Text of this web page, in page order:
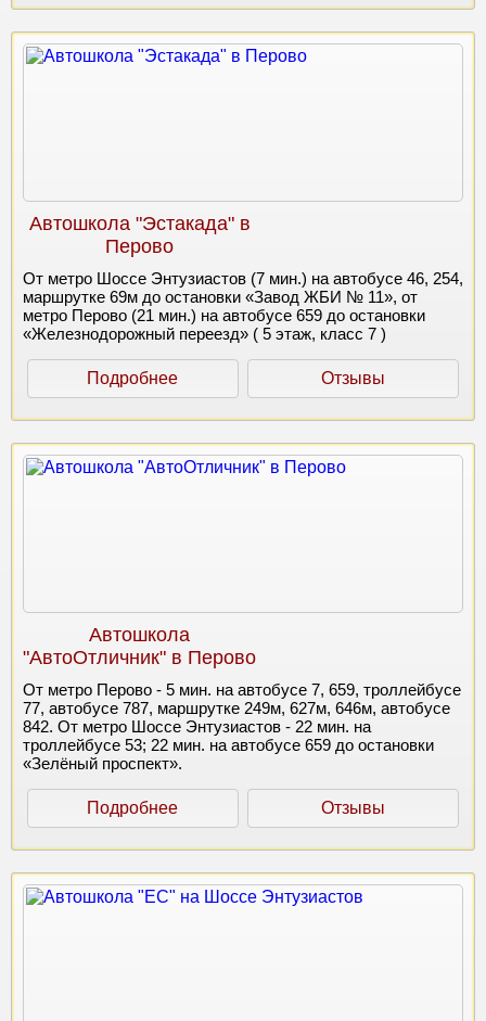
Автошкола "Эстакада" в
Перово
От метро Шоссе Энтузиастов (7 мин.) на автобусе 46, 254,
маршрутке 69м до остановки «Завод ЖБИ № 11», от
метро Перово (21 мин.) на автобусе 659 до остановки
«Железнодорожный переезд» ( 5 этаж, класс 7 )
Подробнее Отзывы
Автошкола
"АвтоОтличник" в Перово
От метро Перово - 5 мин. на автобусе 7, 659, троллейбусе
77, автобусе 787, маршрутке 249м, 627м, 646м, автобусе
842. От метро Шоссе Энтузиастов - 22 мин. на
троллейбусе 53; 22 мин. на автобусе 659 до остановки
«Зелёный проспект».
Подробнее Отзывы